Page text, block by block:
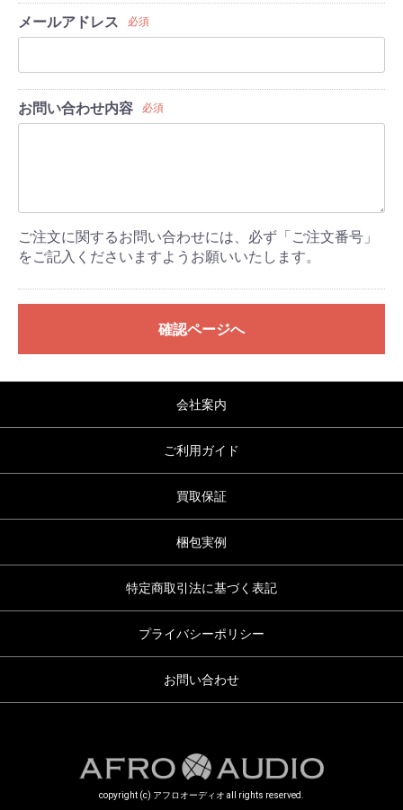
メールアドレス 必須
お問い合わせ内容 必須
ご注文に関するお問い合わせには、必ず「ご注文番号」
をご記入くださいますようお願いいたします。
確認ページへ
会社案内
ご利用ガイド
買取保証
梱包実例
特定商取引法に基づく表記
プライバシーポリシー
お問い合わせ
copyright (c) アフロオーディオ all rights reserved.